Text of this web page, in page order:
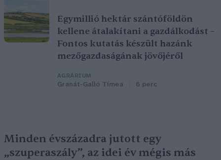
Egymillió hektár szántóföldön
kellene átalakítani a gazdálkodást –
Fontos kutatás készült hazánk
mezőgazdaságának jövőjéről
AGRÁRIUM
Granát-Galló Tímea 6 perc
Minden évszázadra jutott egy
„szuperaszály”, az idei év mégis más